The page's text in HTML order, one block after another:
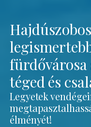
fürdővárosa
téged és
Legyetek
élményét!